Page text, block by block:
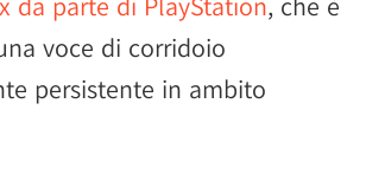
voce di corridoio
persistente in ambito